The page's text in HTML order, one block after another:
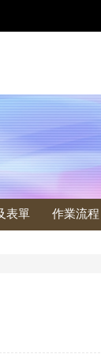
表單 作業流程